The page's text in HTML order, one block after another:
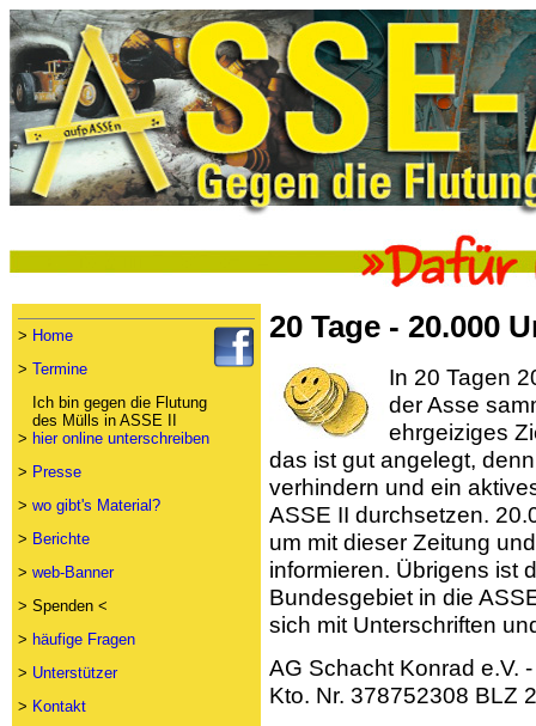
> Home
> Termine
Ich bin gegen die Flutung
des Mülls in ASSE II
> hier online unterschreiben
> Presse
> wo gibt's Material?
> Berichte
> web-Banner
> Spenden <
> häufige Fragen
> Unterstützer
> Kontakt
20 Tage - 20.000
In 20 Tagen
der Asse
ehrgeiziges
das ist gut angelegt,
verhindern und ein
ASSE II durchsetzen.
um mit dieser Zeitung
informieren. Übrigens ist
Bundesgebiet in die
sich mit Unterschriften
AG Schacht Konrad e.V.
Kto. Nr. 378752308 BLZ